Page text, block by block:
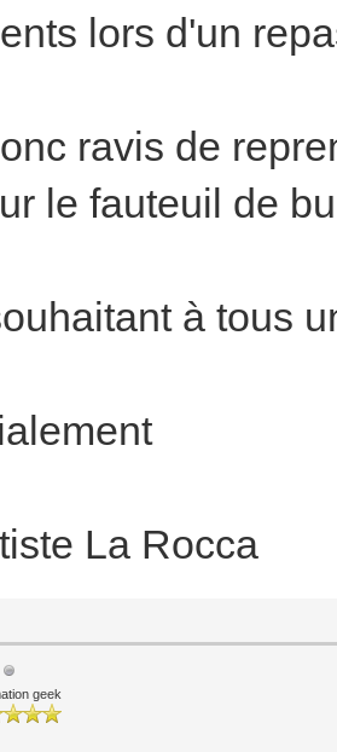
lors d'un
ravis de
le fauteuil de
à tous
La Rocca
geek